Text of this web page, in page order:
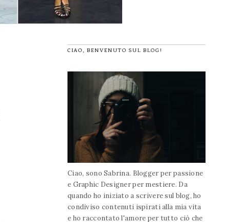
CIAO, BENVENUTO SUL BLOG!
Ciao, sono Sabrina. Blogger per passione
e Graphic Designer per mestiere. Da
quando ho iniziato a scrivere sul blog, ho
condiviso contenuti ispirati alla mia vita
e ho raccontato l'amore per tutto ciò che